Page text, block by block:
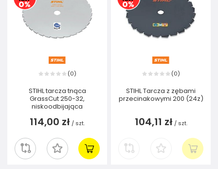
(0)
STIHL tarcza tnąca
GrassCut 250-32,
niskoodbijająca
114,00 zł / szt.
(0)
STIHL Tarcza z zębami
przecinakowymi 200 (24z)
104,11 zł / szt.